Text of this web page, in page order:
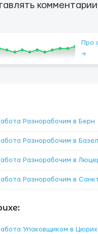
Про
→
Разнорабочим в Берн
Разнорабочим в
Разнорабочим в
Разнорабочим в
Упаковщиком в